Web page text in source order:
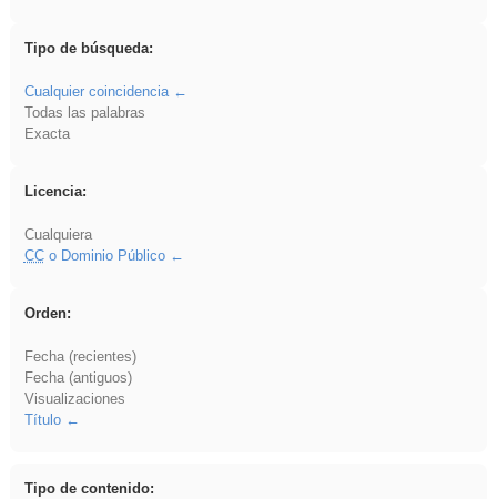
Tipo de búsqueda:
Cualquier coincidencia
Todas las palabras
Exacta
Licencia:
Cualquiera
CCo Dominio Público
Orden:
Fecha (recientes)
Fecha (antiguos)
Visualizaciones
Título
Tipo de contenido: